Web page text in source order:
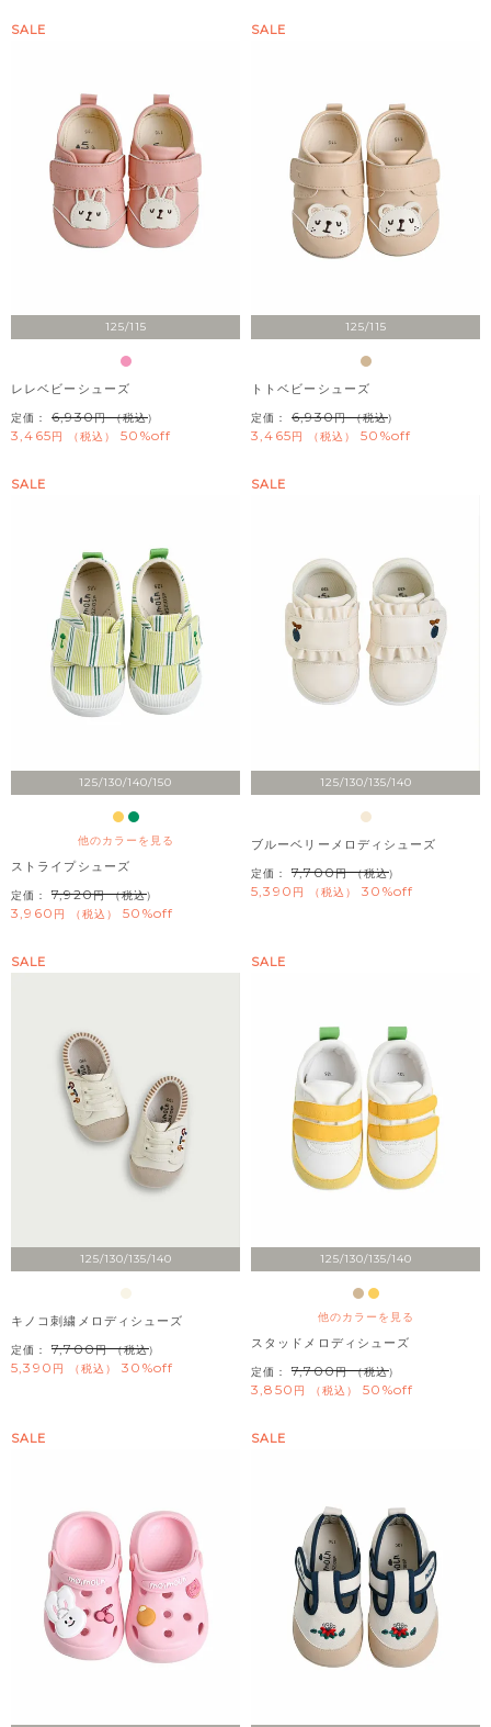
125/115
SALE
レレベビーシューズ
定価： 6,930 （税込）
3,465 税込 50%off
125/115
SALE
トトベビーシューズ
定価： 6,930 （税込）
3,465 税込 50%off
125/130/140/150
他のカラーを見る
SALE
ストライプシューズ
定価： 7,920 （税込）
3,960 税込 50%off
125/130/135/140
SALE
ブルーベリーメロディシューズ
定価： 7,700 （税込）
5,390 税込 30%off
125/130/135/140
SALE
キノコ刺繍メロディシューズ
定価： 7,700 （税込）
5,390 税込 30%off
125/130/135/140
他のカラーを見る
SALE
スタッドメロディシューズ
定価： 7,700 （税込）
3,850 税込 50%off
SALE SALE